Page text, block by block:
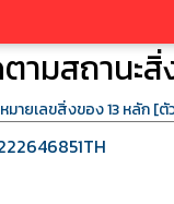
ามสถานะ
มายเลขสิ่งของ 13 หลัก [ตั